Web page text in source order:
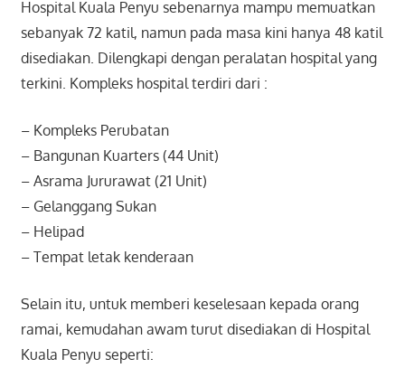
Hospital Kuala Penyu sebenarnya mampu memuatkan
sebanyak 72 katil, namun pada masa kini hanya 48 katil
disediakan. Dilengkapi dengan peralatan hospital yang
terkini. Kompleks hospital terdiri dari :
– Kompleks Perubatan
– Bangunan Kuarters (44 Unit)
– Asrama Jururawat (21 Unit)
– Gelanggang Sukan
– Helipad
– Tempat letak kenderaan
Selain itu, untuk memberi keselesaan kepada orang
ramai, kemudahan awam turut disediakan di Hospital
Kuala Penyu seperti: